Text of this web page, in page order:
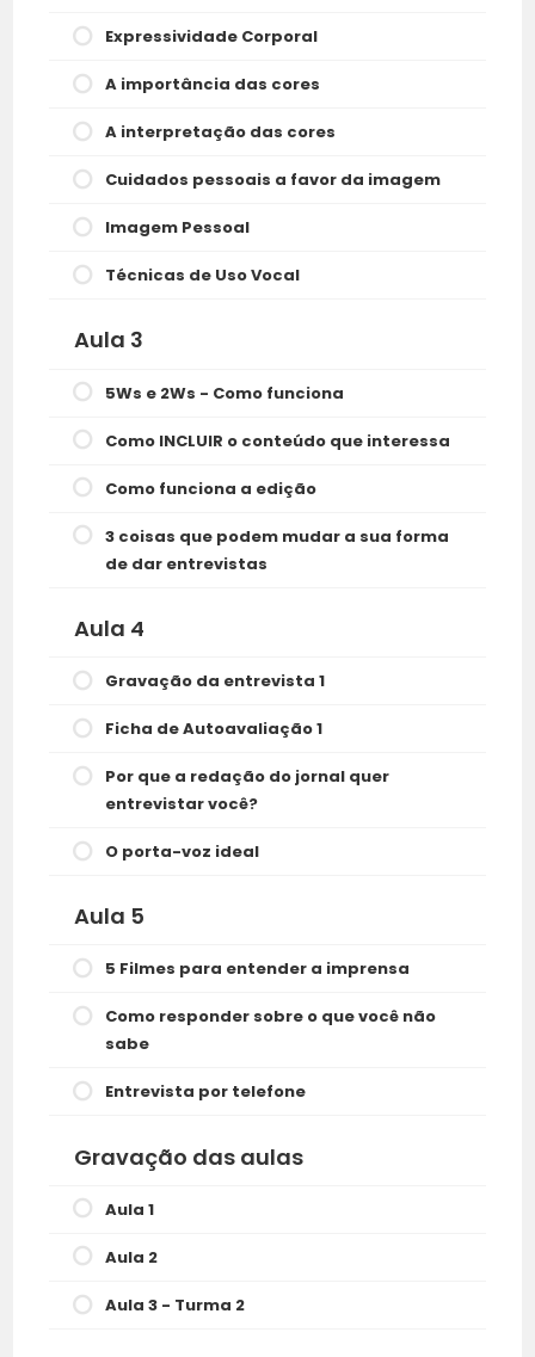
Expressividade Corporal
A importância das cores
A interpretação das cores
Cuidados pessoais a favor da imagem
Imagem Pessoal
Técnicas de Uso Vocal
Aula 3
5Ws e 2Ws - Como funciona
Como INCLUIR o conteúdo que interessa
Como funciona a edição
3 coisas que podem mudar a sua forma
de dar entrevistas
Aula 4
Gravação da entrevista 1
Ficha de Autoavaliação 1
Por que a redação do jornal quer
entrevistar você?
O porta-voz ideal
Aula 5
5 Filmes para entender a imprensa
Como responder sobre o que você não
sabe
Entrevista por telefone
Gravação das aulas
Aula 1
Aula 2
Aula 3 - Turma 2